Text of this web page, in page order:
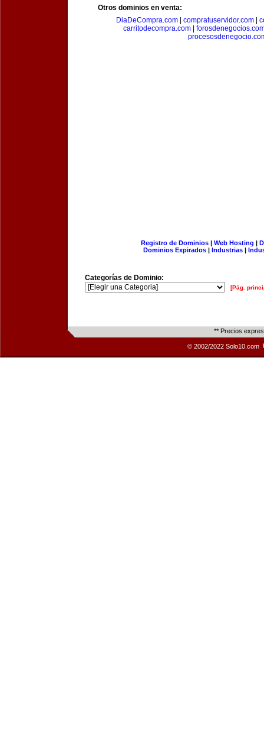
Otros dominios en venta:
DiaDeCompra.com| compratuservidor.com|
carritodecompra.com|
Registro de Dominios| Web Hosting |
Dominios Expirados | Industrias |
Categorías de Dominio:
[Pág.
** Precios
© 2002/2022 Solo10.com